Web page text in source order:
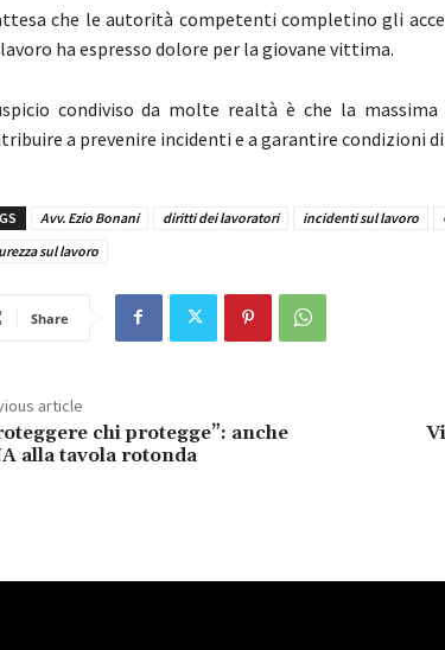
che le autorità competenti completino gli
ha espresso dolore per la giovane vittima.
condiviso da molte realtà è che la
a prevenire incidenti e a garantire condizioni
Avv. Ezio Bonani diritti dei lavoratori incidenti sul lavoro
sul lavoro
Share
article
chi protegge”: anche
alla tavola rotonda